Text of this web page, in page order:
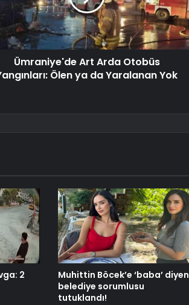
Ümraniye'de Art Arda Otobüs
Ölen ya da Yaralanan Yok
2
Muhittin Böcek’e ‘baba’ diyen
belediye sorumlusu
tutuklandı!